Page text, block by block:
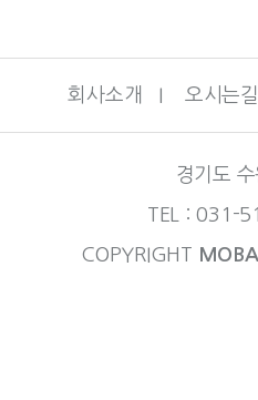
회사소개 I 오시는길
경기도
TEL : 031-
COPYRIGHT